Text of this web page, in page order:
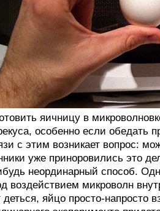
яичницу в
особенно если обедать
с этим возникает вопрос:
уже приноровились это
неординарный способ.
воздействием микроволн
деться, яйцо просто-напросто